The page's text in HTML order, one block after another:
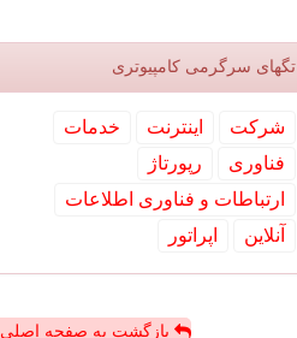
تگهای سرگرمی كامپیوتری
شركت اینترنت
خدمات
فناوری
رپورتاژ
ارتباطات و فناوری اطلاعات
آنلاین
اپراتور
بازگشت به صفحه اصلی